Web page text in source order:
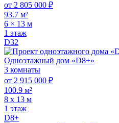
от 2 805 000 ₽
93.7 м²
6 × 13 м
1 этаж
D32
Одноэтажный дом «D8+»
3 комнаты
от 2 915 000 ₽
100.9 м²
8 х 13 м
1 этаж
D8+